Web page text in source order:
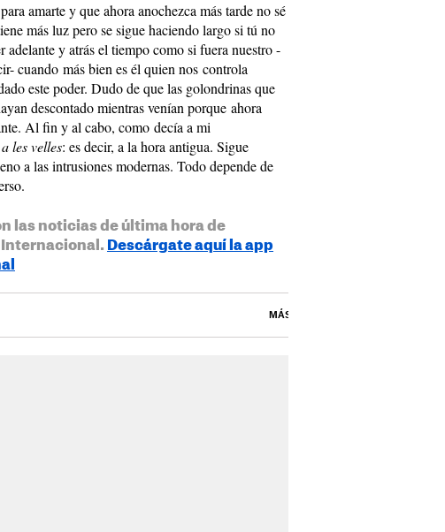
amarte y que ahora anochezca más tarde no sé
más luz pero se sigue haciendo largo si tú no
adelante y atrás el tiempo como si fuera nuestro -
cuando más bien es él quien nos controla
este poder. Dudo de que las golondrinas que
descontado mientras venían porque ahora
Al fin y al cabo, como decía a mi
les velles: es decir, a la hora antigua. Sigue
a las intrusiones modernas. Todo depende de
las noticias de última hora de
Internacional. Descárgate aquí la app
MÁS